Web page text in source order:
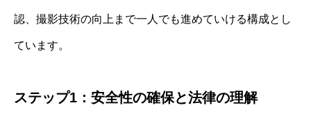
認、撮影技術の向上まで一人でも進めていける構成とし
ています。
ステップ1：安全性の確保と法律の理解